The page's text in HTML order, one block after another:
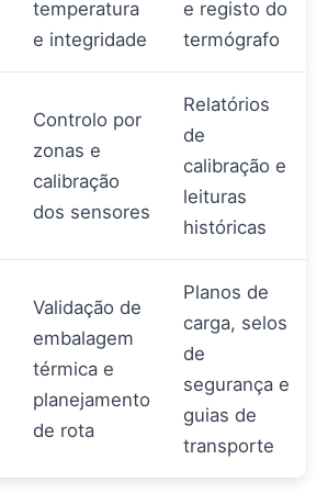
temperatura
e integridade
e registo do
termógrafo
Controlo por
zonas e
calibração
dos sensores
Relatórios
de
calibração e
leituras
históricas
Validação de
embalagem
térmica e
planejamento
de rota
Planos de
carga, selos
de
segurança e
guias de
transporte